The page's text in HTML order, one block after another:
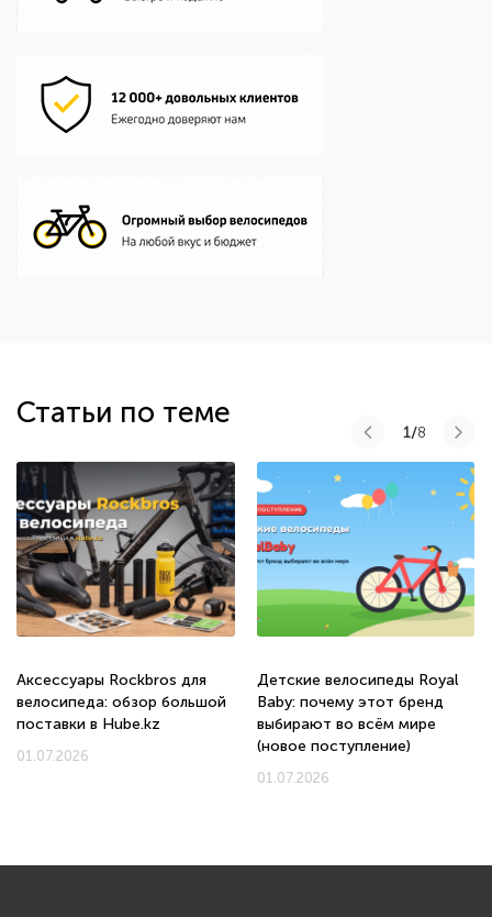
Статьи по теме
Аксессуары Rockbros для
велосипеда: обзор большой
поставки в Hube.kz
01.07.2026
Детские велосипеды Royal
Baby: почему этот бренд
выбирают во всём мире
(новое поступление)
01.07.2026
1/8